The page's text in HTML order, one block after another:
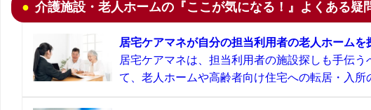
介護施設・老人ホームの『ここが気になる！』よくある疑
居宅ケアマネが自分の担当利用者の老人ホームを
居宅ケアマネは、担当利用者の施設探しも手伝
て、老人ホームや高齢者向け住宅への転居・入所